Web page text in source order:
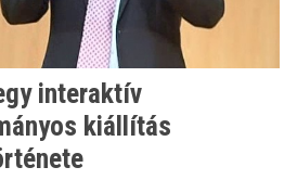
interaktív
kiállítás